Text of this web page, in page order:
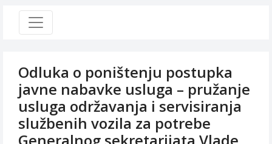
Odluka o poništenju postupka
javne nabavke usluga – pružanje
usluga održavanja i servisiranja
službenih vozila za potrebe